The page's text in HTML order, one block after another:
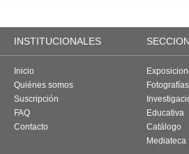
INSTITUCIONALES
Inicio
Quiénes somos
Suscripción
FAQ
Contacto
Educativa
Catálogo
Mediateca